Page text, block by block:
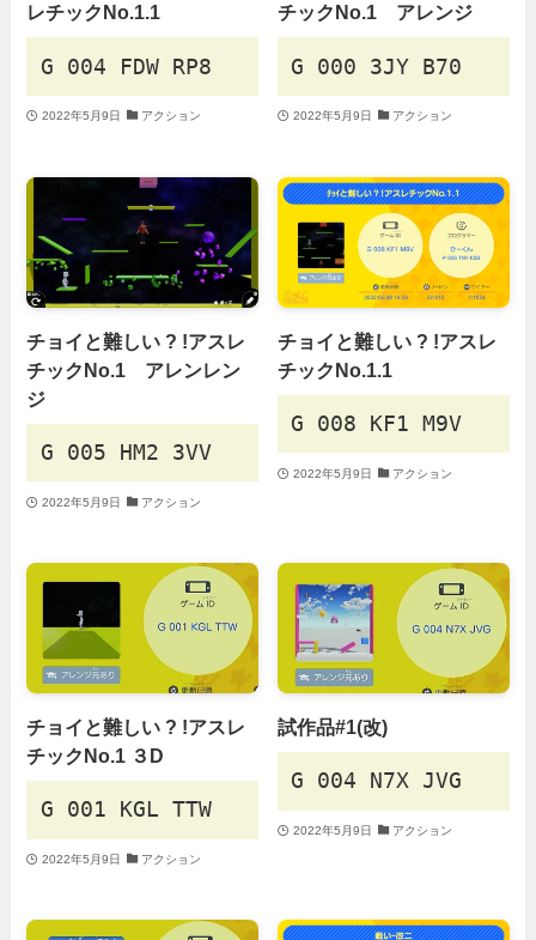
レチックNo.1.1
G 004 FDW RP8
2022年5月9日 アクション
チックNo.1 アレンジ
G 000 3JY B70
2022年5月9日 アクション
チョイと難しい ? !アスレ
チックNo.1 アレンレン
ジ
G 005 HM2 3VV
2022年5月9日 アクション
チョイと難しい ? !アスレ
チックNo.1.1
G 008 KF1 M9V
2022年5月9日 アクション
チョイと難しい ? !アスレ
チックNo.1 ３D
G 001 KGL TTW
2022年5月9日 アクション
試作品#1(改)
G 004 N7X JVG
2022年5月9日 アクション